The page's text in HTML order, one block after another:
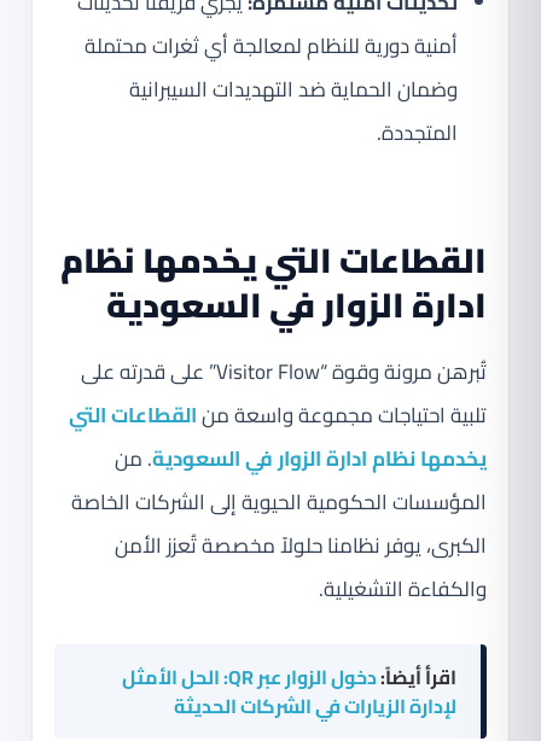
أمنية دورية للنظام لمعالجة أي ثغرات محتملة
وضمان الحماية ضد التهديدات السيبرانية
المتجددة.
القطاعات التي يخدمها نظام
ادارة الزوار في السعودية
تُبرهن مرونة وقوة “Visitor Flow” على قدرته على
تلبية احتياجات مجموعة واسعة منالقطاعات التي
يخدمها نظام ادارة الزوار في السعودية. من
المؤسسات الحكومية الحيوية إلى الشركات الخاصة
الكبرى، يوفر نظامنا حلولاً مخصصة تُعزز الأمن
والكفاءة التشغيلية.
اقرأ أيضاً:
دخول الزوار عبر QR: الحل الأمثل
لإدارة الزيارات في الشركات الحديثة